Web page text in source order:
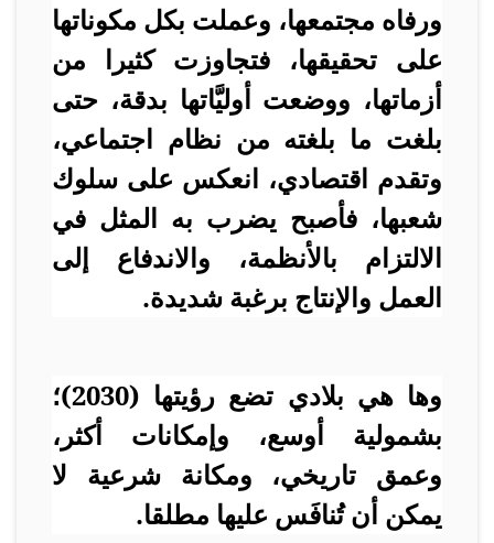
ورفاه مجتمعها، وعملت بكل مكوناتها
على تحقيقها، فتجاوزت كثيرا من
أزماتها، ووضعت أوليَّاتها بدقة، حتى
بلغت ما بلغته من نظام اجتماعي،
وتقدم اقتصادي، انعكس على سلوك
شعبها، فأصبح يضرب به المثل في
الالتزام بالأنظمة، والاندفاع إلى
العمل والإنتاج برغبة شديدة.
وها هي بلادي تضع رؤيتها (2030)؛
بشمولية أوسع، وإمكانات أكثر،
وعمق تاريخي، ومكانة شرعية لا
يمكن أن تُنافَس عليها مطلقا.